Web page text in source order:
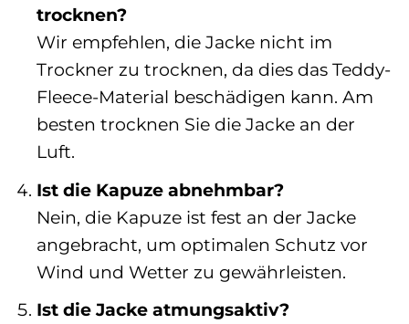
trocknen?
Wir empfehlen, die Jacke nicht im
Trockner zu trocknen, da dies das Teddy-
Fleece-Material beschädigen kann. Am
besten trocknen Sie die Jacke an der
Luft.
Ist die Kapuze abnehmbar?
Nein, die Kapuze ist fest an der Jacke
angebracht, um optimalen Schutz vor
Wind und Wetter zu gewährleisten.
Ist die Jacke atmungsaktiv?